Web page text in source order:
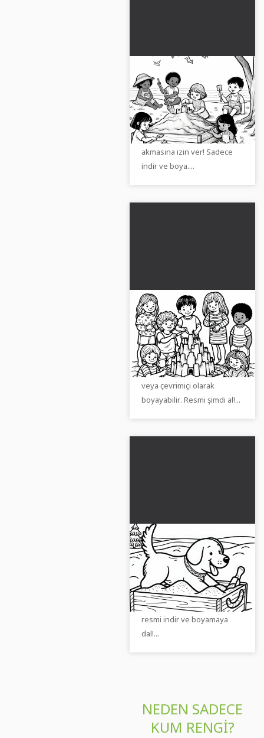
Oynayan çocuklarla
kum havuzu -
Ücretsiz boyama
sayfası
Çocuklarla kum havuzunda
yer alan ücretsiz boyama
sayfanı al ve yaratıcılığının
akmasına izin ver! Sadece
indir ve boya....
Çocuklar kum
havuzunda kum
kalelerini deniz
kabukları ve taşlarla
süslüyorlar - Ücretsiz
boyama sayfası
Ücretsiz boyama sayfamızla
yaratıcı kum kaleleri tasarla.
Çocuklar bunu yazdırabilir
veya çevrimiçi olarak
boyayabilir. Resmi şimdi al!...
Köpek kum
havuzunda neşeyle
kazıyor - Ücretsiz
boyama sayfası
Kum havuzunda bir köpekle
ilgili ücretsiz bir boyama
sayfası için mutlu ol! Şimdi
resmi indir ve boyamaya
dal!...
NEDEN SADECE
KUM RENGI?